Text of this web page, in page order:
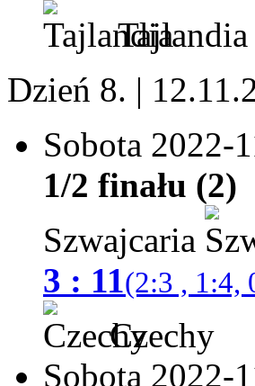
Tajlandia
Dzień 8. |
Sobota 2022-
1/2 finału (2)
Szwajcaria
3 : 11(2:3 , 1:4,
Czechy
Sobota 2022-